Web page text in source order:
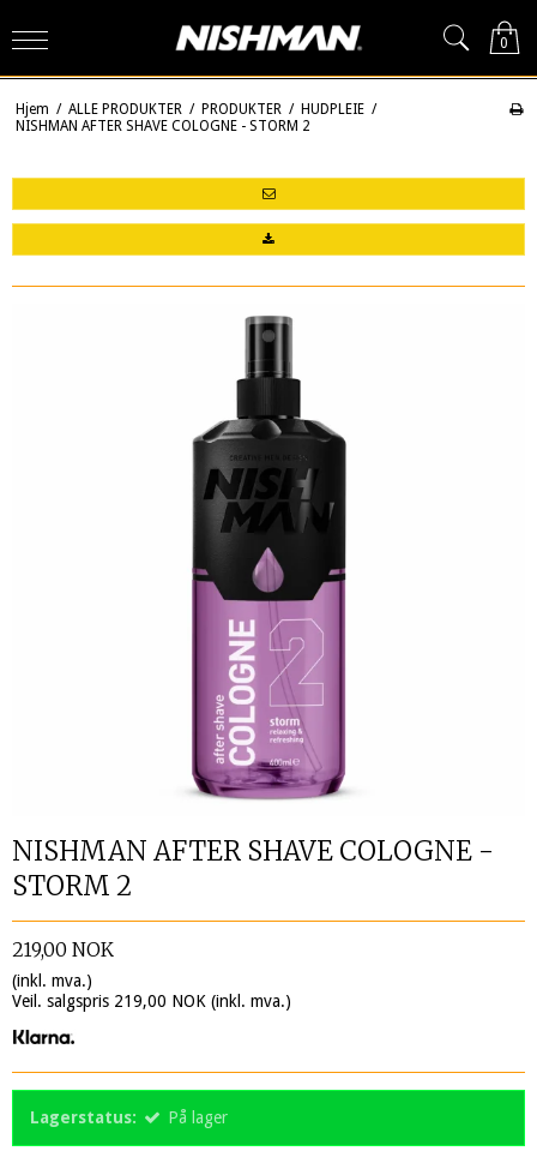
0
Hjem / ALLE PRODUKTER / PRODUKTER / HUDPLEIE /
NISHMAN AFTER SHAVE COLOGNE - STORM 2
NISHMAN AFTER SHAVE COLOGNE -
STORM 2
219,00 NOK
(inkl. mva.)
Veil. salgspris 219,00 NOK (inkl. mva.)
Lagerstatus: På lager